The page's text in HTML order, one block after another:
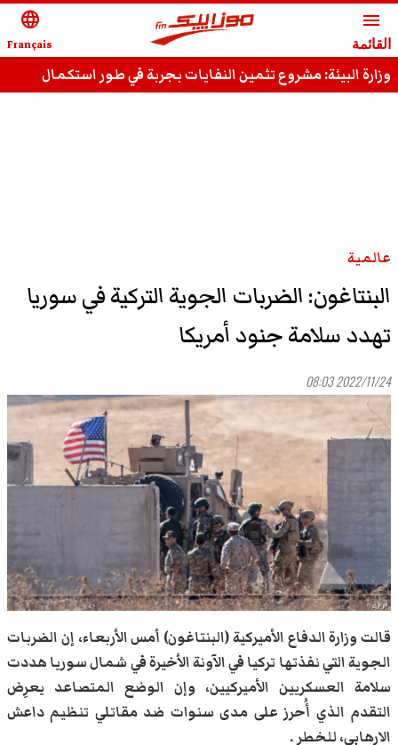
menu
القائمة
language
Français
وزارة البيئة: مشروع تثمين النفايات بجربة في طور استكمال
عالمية
البنتاغون: الضربات الجوية التركية في سوريا
تهدد سلامة جنود أمريكا
2022/11/24 08:03
قالت وزارة الدفاع الأميركية (البنتاغون) أمس الأربعاء، إن الضربات
الجوية التي نفذتها تركيا في الآونة الأخيرة في شمال سوريا هددت
سلامة العسكريين الأميركيين، وإن الوضع المتصاعد يعرِض
التقدم الذي أُحرز على مدى سنوات ضد مقاتلي تنظيم داعش
الارهابي، للخطر .